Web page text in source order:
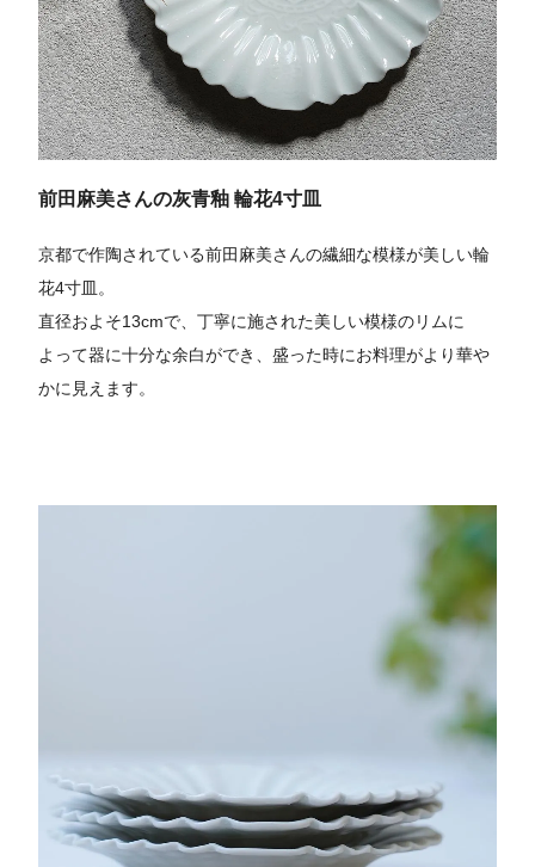
前田麻美さんの灰青釉 輪花4寸皿
京都で作陶されている前田麻美さんの繊細な模様が美しい輪
花4寸皿。
直径およそ13cmで、丁寧に施された美しい模様のリムに
よって器に十分な余白ができ、盛った時にお料理がより華や
かに見えます。